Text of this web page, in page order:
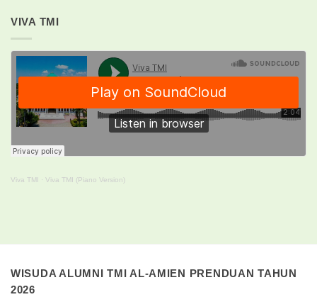
VIVA TMI
Viva TMI · Viva TMI (Piano Version)
WISUDA ALUMNI TMI AL-AMIEN PRENDUAN TAHUN
2026